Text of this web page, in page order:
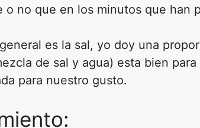
no que en los minutos que han
es la sal, yo doy una
de sal y agua) esta bien
para nuestro gusto.